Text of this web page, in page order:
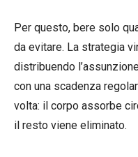
Per questo, bere solo
da evitare. La strategia
distribuendo
con una scadenza
volta: il corpo assorbe
il resto viene eliminato.